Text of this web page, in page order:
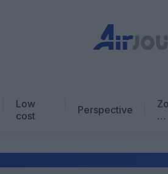
Low
cost
Perspective
…